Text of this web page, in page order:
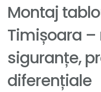
Montaj
Timișoara –
siguranțe,
diferențiale